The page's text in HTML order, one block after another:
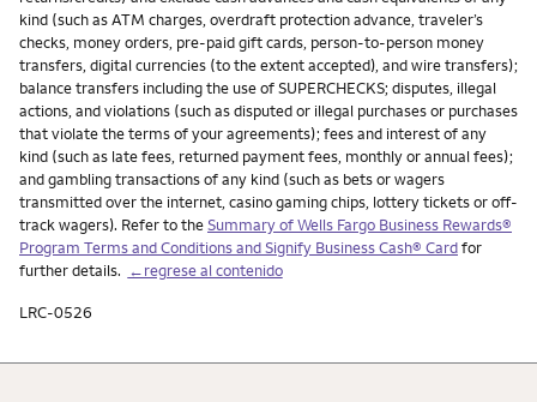
kind (such as ATM charges, overdraft protection advance, traveler’s
checks, money orders, pre-paid gift cards, person-to-person money
transfers, digital currencies (to the extent accepted), and wire transfers);
balance transfers including the use of SUPERCHECKS; disputes, illegal
actions, and violations (such as disputed or illegal purchases or purchases
that violate the terms of your agreements); fees and interest of any
kind (such as late fees, returned payment fees, monthly or annual fees);
and gambling transactions of any kind (such as bets or wagers
transmitted over the internet, casino gaming chips, lottery tickets or off-
track wagers). Refer to theSummary of Wells Fargo Business Rewards®
Program Terms and Conditions and Signify Business Cash® Cardfor
further details. ←regrese al contenido
LRC-0526